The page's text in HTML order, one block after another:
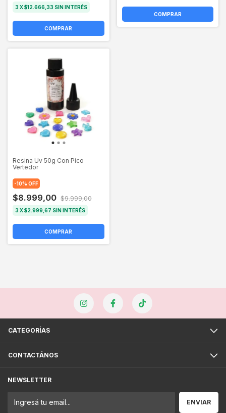
3X$12.666,33 SIN INTERÉS
Resina Uv 50g Con Pico
Vertedor
-10% OFF
$8.999,00 $9.999,00
3X$2.999,67 SIN INTERÉS
CATEGORÍAS
CONTACTÁNOS
NEWSLETTER